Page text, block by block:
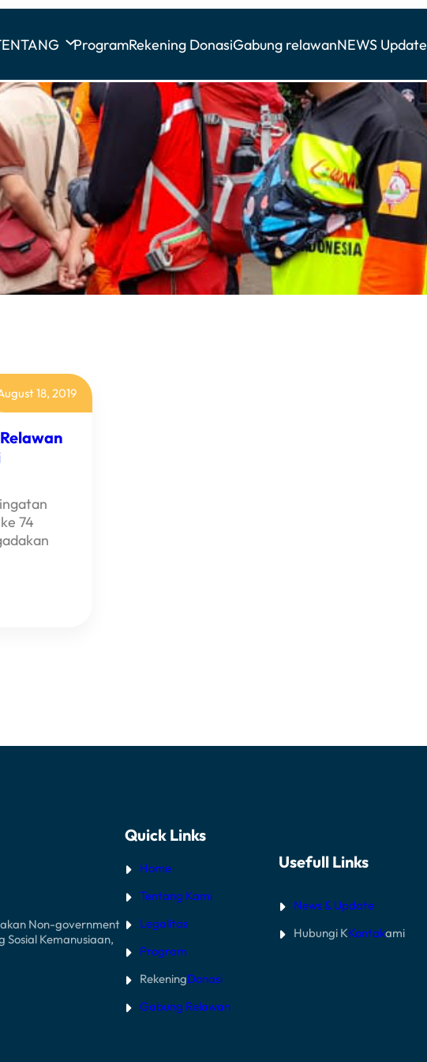
ProgramRekening DonasiGabung relawanNEWS Update
18, 2019
74
Non-government
Kemanusiaan,
Quick Links
Home
Tentang Kami
Legalitas
Program
RekeningDonasi
Gabung Relawan
Usefull Links
News & Update
Hubungi KKontakami